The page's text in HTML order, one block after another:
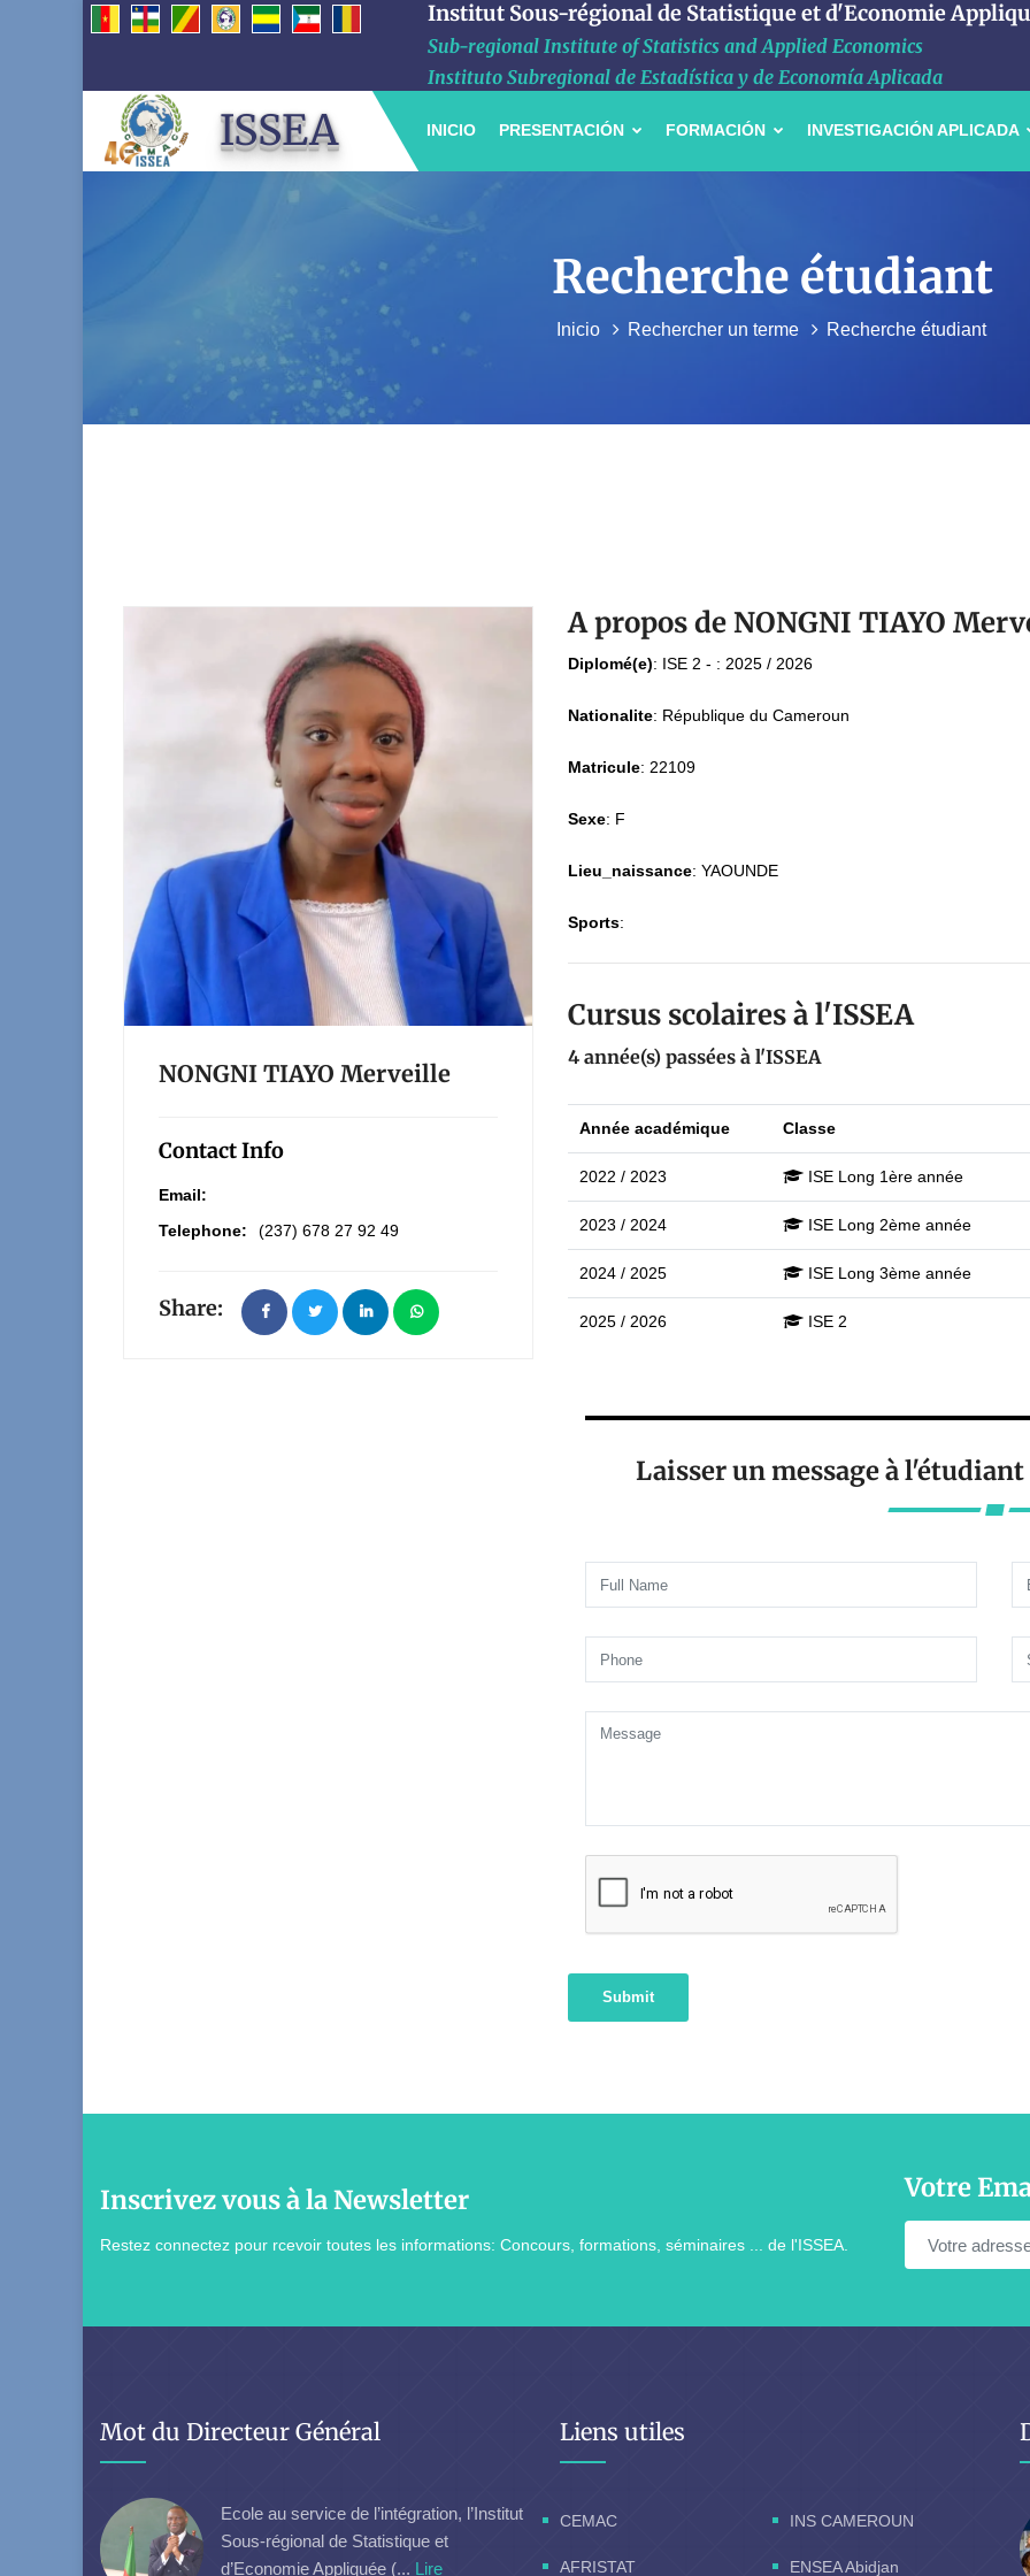
Institut Sous-régional de Statistique et d'Economie
Sub-regional Institute of Statistics and Applied Economics
Instituto Subregional de Estadística y de Economía Aplicada
ISSEA INICIO PRESENTACIÓN FORMACIÓN INVESTIGACIÓN APLICADA
Recherche étudiant
Inicio Rechercher un terme Recherche étudiant
NONGNI TIAYO Merveille
Contact Info
Email:
Telephone:
(237) 678 27 92 49
Share:
A propos de NONGNI TIAYO
Diplomé(e): ISE 2 - : 2025 / 2026
Nationalite: République du Cameroun
Matricule: 22109
Sexe: F
Lieu_naissance: YAOUNDE
Sports:
Cursus scolaires à l'ISSEA
4 année(s) passées à l'ISSEA
Année académique Classe
2022 / 2023 ISE Long 1ère année
2023 / 2024 ISE Long 2ème année
2024 / 2025 ISE Long 3ème année
2025 / 2026 ISE 2
Laisser un message à
Submit
Inscrivez vous à la Newsletter
Restez connectez pour rcevoir toutes les informations: Concours, formations, séminaires ... de l'ISSEA.
Votre
Mot du Directeur Général
Ecole au service de l’intégration, l’Institut
Sous-régional de Statistique et
d’Economie Appliquée (... Lire
Liens utiles
CEMAC INS CAMEROUN
AFRISTAT ENSEA Abidjan